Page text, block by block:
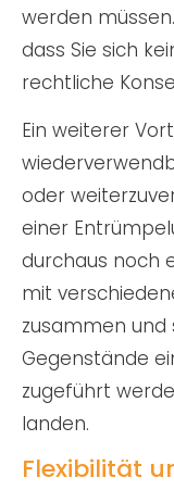
werden
dass Sie sich
rechtliche
Ein weiterer
oder
einer
durchaus noch
mit
zusammen und
Gegenstände
zugeführt
landen.
Flexibilität